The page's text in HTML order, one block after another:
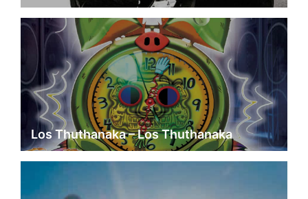
Los Thuthanaka – Los Thuthanaka